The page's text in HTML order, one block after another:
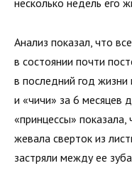
несколько недель его
Анализ показал, что
в состоянии почти
в последний год жизни
и «чичи» за 6 месяцев
«принцессы»
жевала сверток из
застряли между ее